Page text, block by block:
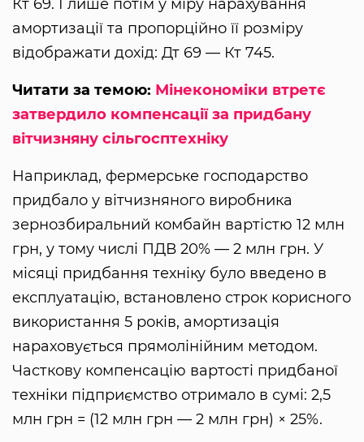
Кт 69. І лише потім у міру нарахування
амортизації та пропорційно її розміру
відображати дохід: Дт 69 — Кт 745.
Читати за темою: Мінекономіки втретє
затвердило компенсації за придбану
вітчизняну сільгосптехніку
Наприклад, фермерське господарство
придбало у вітчизняного виробника
зернозбиральний комбайн вартістю 12 млн
грн, у тому числі ПДВ 20% — 2 млн грн. У
місяці придбання техніку було введено в
експлуатацію, встановлено строк корисного
використання 5 років, амортизація
нараховується прямолінійним методом.
Часткову компенсацію вартості придбаної
техніки підприємство отримало в сумі: 2,5
млн грн = (12 млн грн — 2 млн грн) × 25%.